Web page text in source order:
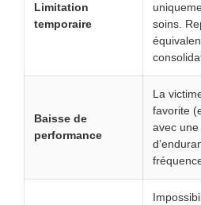
Limitation
temporaire
soins.
Baisse de
performance
La
favorite
avec une